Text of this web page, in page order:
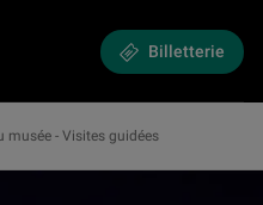
Billetterie
- Visites guidées